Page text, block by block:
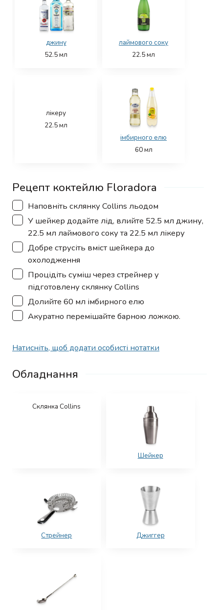
джину
52.5мл
лаймового соку
22.5мл
лікеру
22.5мл
імбирного елю
60мл
Рецепт коктейлю Floradora
▢
Наповніть склянку Collins льодом
▢
У шейкер додайте лід, влийте 52.5 мл джину,
22.5 мл лаймового соку та 22.5 мл лікеру
▢
Добре струсіть вміст шейкера до
охолодження
▢
Процідіть суміш через стрейнер у
підготовлену склянку Collins
▢
Долийте 60 мл імбирного елю
▢
Акуратно перемішайте барною ложкою.
Натисніть, щоб додати особисті нотатки
Обладнання
Склянка Collins
Шейкер
Стрейнер Джиггер